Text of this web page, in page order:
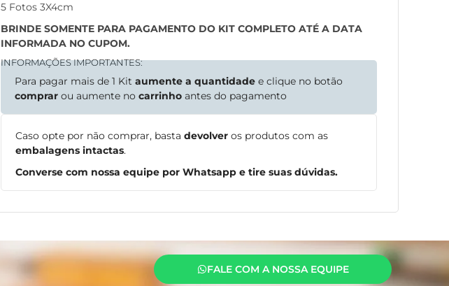
5 Fotos 3X4cm
BRINDE SOMENTE PARA PAGAMENTO DO KIT COMPLETO ATÉ A DATA
INFORMADA NO CUPOM.
INFORMAÇÕES IMPORTANTES:
Para pagar mais de 1 Kit aumente a quantidade e clique no botão
comprar ou aumente no carrinho antes do pagamento
Caso opte por não comprar, basta devolver os produtos com as
embalagens intactas.
Converse com nossa equipe por Whatsapp e tire suas dúvidas.
FALE COM A NOSSA EQUIPE